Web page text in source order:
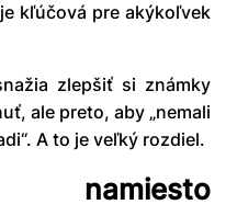
kľúčová pre akýkoľvek
zlepšiť si známky
ale preto, aby „nemali
A to je veľký rozdiel.
namiesto